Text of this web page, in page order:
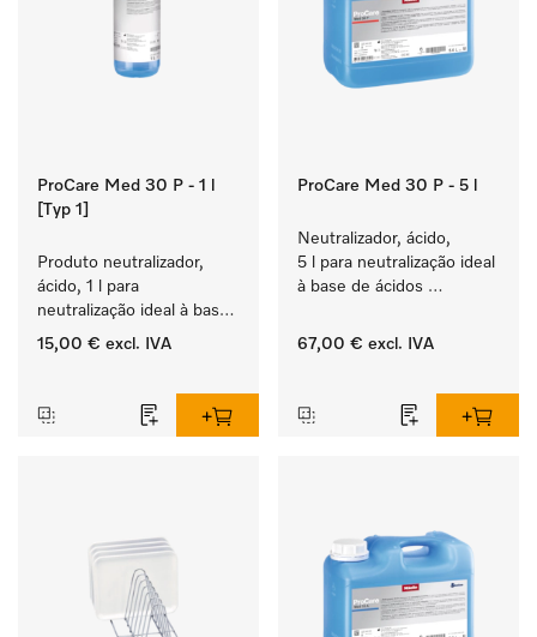
ProCare Med 30 P - 1 l
[Typ 1]
Produto neutralizador,
ácido, 1 l para
neutralização ideal à base
de ácidos inorgânicos.
15,00 € excl. IVA
ProCare Med 30 P - 5 l
Neutralizador, ácido,
5 l para neutralização ideal
à base de ácidos
67,00 € excl. IVA